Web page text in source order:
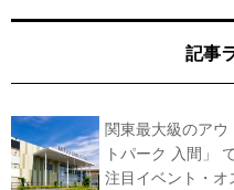
記事
関東最大級のア
トパーク 入間」
注目イベント・オ